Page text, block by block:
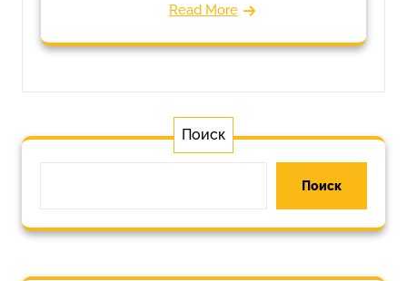
Read More
Поиск
Поиск